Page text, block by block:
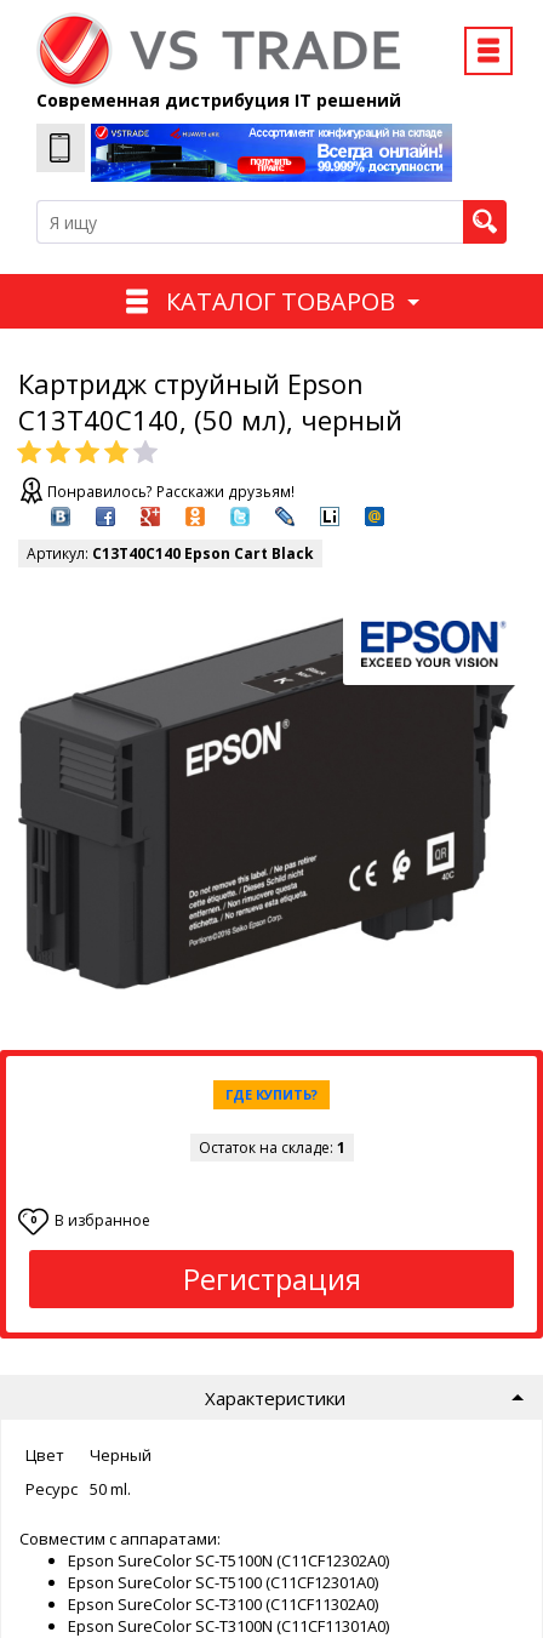
Современная дистрибуция IT решений
КАТАЛОГ ТОВАРОВ
Картридж струйный Epson
C13T40C140, (50 мл), черный
Понравилось? Расскажи друзьям!
Артикул: C13T40C140 Epson Cart Black
ГДЕ КУПИТЬ?
Остаток на складе: 1
0 В избранное
Регистрация
Характеристики
Цвет
Черный
Ресурс 50 ml.
Совместим с аппаратами:
Epson SureColor SC-T5100N (C11CF12302A0)
Epson SureColor SC-T5100 (C11CF12301A0)
Epson SureColor SC-T3100 (C11CF11302A0)
Epson SureColor SC-T3100N (C11CF11301A0)